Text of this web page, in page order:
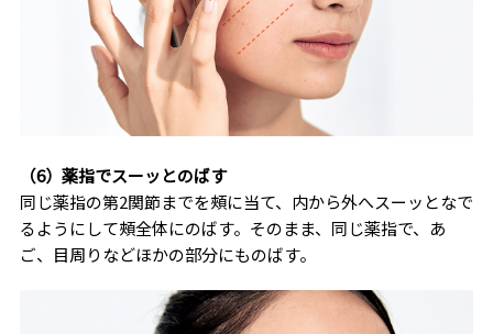
（6）薬指でスーッとのばす
同じ薬指の第2関節までを頰に当て、内から外へスーッとなで
るようにして頰全体にのばす。そのまま、同じ薬指で、あ
ご、目周りなどほかの部分にものばす。